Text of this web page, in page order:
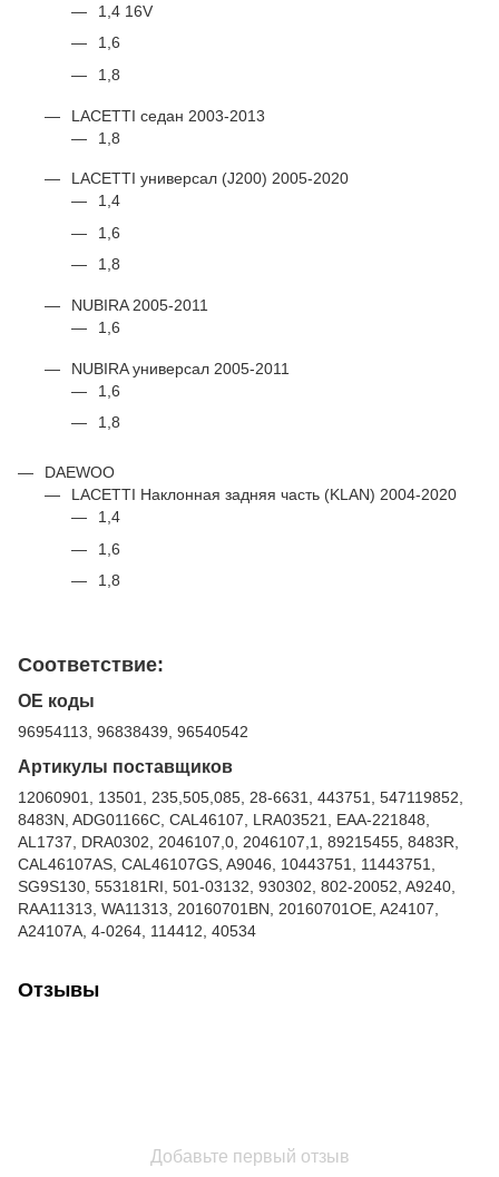
1,4 16V
1,6
1,8
LACETTI седан 2003-2013
1,8
LACETTI универсал (J200) 2005-2020
1,4
1,6
1,8
NUBIRA 2005-2011
1,6
NUBIRA универсал 2005-2011
1,6
1,8
DAEWOO
LACETTI Наклонная задняя часть (KLAN) 2004-2020
1,4
1,6
1,8
Соответствие:
ОЕ коды
96954113, 96838439, 96540542
Артикулы поставщиков
12060901, 13501, 235,505,085, 28-6631, 443751, 547119852,
8483N, ADG01166C, CAL46107, LRA03521, EAA-221848,
AL1737, DRA0302, 2046107,0, 2046107,1, 89215455, 8483R,
CAL46107AS, CAL46107GS, A9046, 10443751, 11443751,
SG9S130, 553181RI, 501-03132, 930302, 802-20052, A9240,
RAA11313, WA11313, 20160701BN, 20160701OE, A24107,
A24107A, 4-0264, 114412, 40534
Отзывы
Добавьте первый отзыв